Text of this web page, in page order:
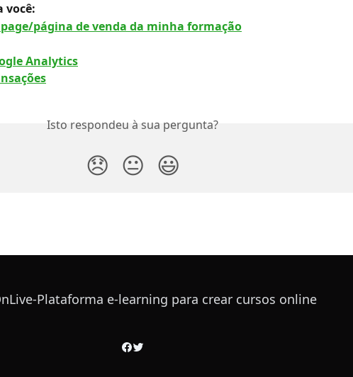
você:
página de venda da minha formação
Analytics
Isto respondeu à sua pergunta?
😞 😐 😃